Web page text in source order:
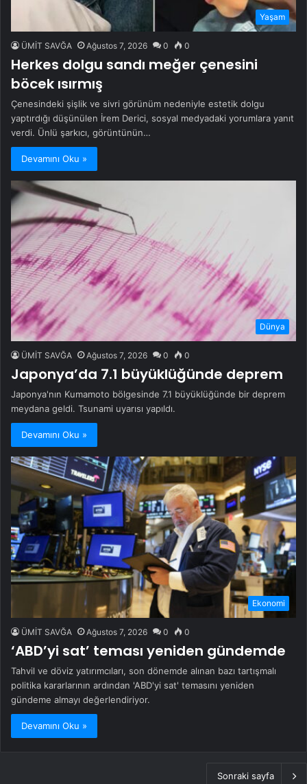
Yaşam
ÜMİT SAVĞA Ağustos 7, 2026 0 0
Herkes dolgu sandı meğer çenesini
böcek ısırmış
Çenesindeki şişlik ve sivri görünüm nedeniyle estetik dolgu
yaptırdığı düşünülen İrem Derici, sosyal medyadaki yorumlara yanıt
verdi. Ünlü şarkıcı, görüntünün…
Devamını Oku »
Dünya
ÜMİT SAVĞA Ağustos 7, 2026 0 0
Japonya’da 7.1 büyüklüğünde deprem
Japonya'nın Kumamoto bölgesinde 7.1 büyüklüğünde bir deprem
meydana geldi. Tsunami uyarısı yapıldı.
Devamını Oku »
Ekonomi
ÜMİT SAVĞA Ağustos 7, 2026 0 0
‘ABD’yi sat’ teması yeniden gündemde
Tahvil ve döviz yatırımcıları, son dönemde alınan bazı tartışmalı
politika kararlarının ardından 'ABD'yi sat' temasını yeniden
gündeme almayı değerlendiriyor.
Devamını Oku »
Sonraki sayfa